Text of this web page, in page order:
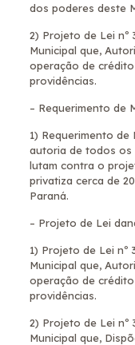
dos poderes deste
2) Projeto de Lei nº
Municipal que,
operação de
providências.
– Requerimento de
1) Requerimento de
autoria de todos os
lutam contra o
privatiza cerca de
Paraná.
– Projeto de Lei
1) Projeto de Lei nº
Municipal que,
operação de
providências.
2) Projeto de Lei nº
Municipal que,